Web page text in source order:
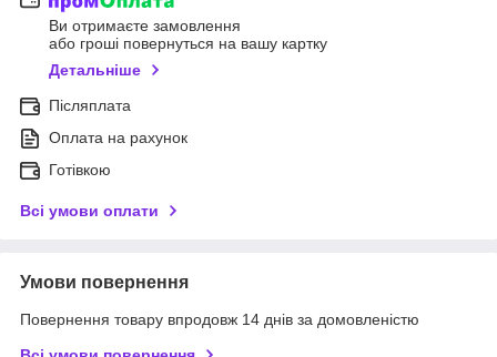
Ви отримаєте замовлення
або гроші повернуться на вашу картку
Детальніше
Післяплата
Оплата на рахунок
Готівкою
Всі умови оплати
Умови повернення
Повернення товару впродовж 14 днів за домовленістю